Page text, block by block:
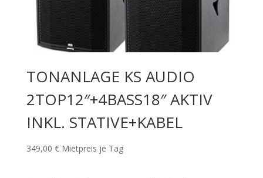
TONANLAGE KS AUDIO
2TOP12″+4BASS18″ AKTIV
INKL. STATIVE+KABEL
349,00 € Mietpreis je Tag